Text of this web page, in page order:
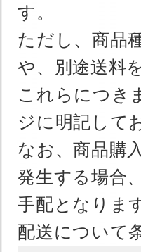
す。
ただし、商品
や、別途送料
これらにつき
ジに明記して
なお、商品購
発生する場合
手配となりま
配送について